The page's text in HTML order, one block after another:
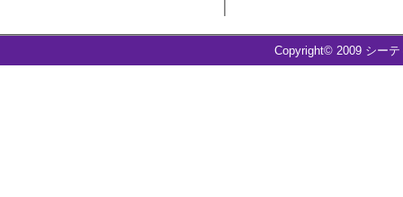
2018.1
ＥＬＥＫ様と、ドローン
Copyright© 2009 シー